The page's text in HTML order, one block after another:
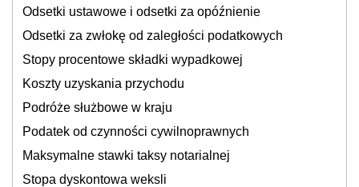
Odsetki ustawowe i odsetki za opóźnienie
Odsetki za zwłokę od zaległości podatkowych
Stopy procentowe składki wypadkowej
Koszty uzyskania przychodu
Podróże służbowe w kraju
Podatek od czynności cywilnoprawnych
Maksymalne stawki taksy notarialnej
Stopa dyskontowa weksli